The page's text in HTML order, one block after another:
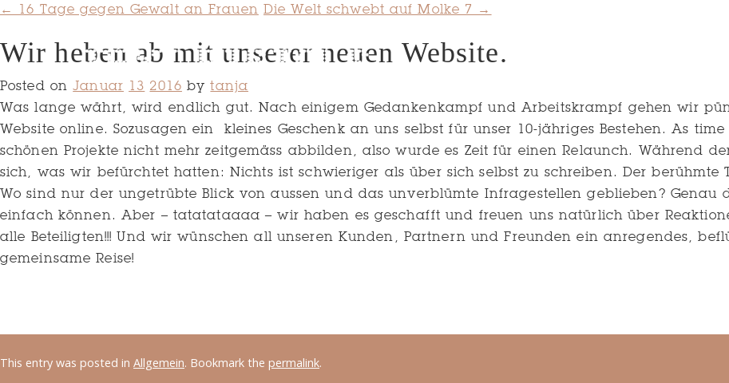
← 16 Tage gegen Gewalt an Frauen Die Welt schwebt auf Molke 7 →
Wir heben ab mit unserer neuen Website.
Posted on Januar 13 2016 by tanja
Was lange währt, wird endlich gut. Nach einigem Gedankenkampf und Arbeitskrampf gehen wir
Website online. Sozusagen ein kleines Geschenk an uns selbst für unser 10-jähriges Bestehen. As
schönen Projekte nicht mehr zeitgemäss abbilden, also wurde es Zeit für einen Relaunch. Während
sich, was wir befürchtet hatten: Nichts ist schwieriger als über sich selbst zu schreiben. Der berühmte
Wo sind nur der ungetrübte Blick von aussen und das unverblümte Infragestellen geblieben? Genau
einfach können. Aber – tatatataaaa – wir haben es geschafft und freuen uns natürlich über
alle Beteiligten!!! Und wir wünschen all unseren Kunden, Partnern und Freunden ein anregendes,
gemeinsame Reise!
This entry was posted in Allgemein. Bookmark the permalink.